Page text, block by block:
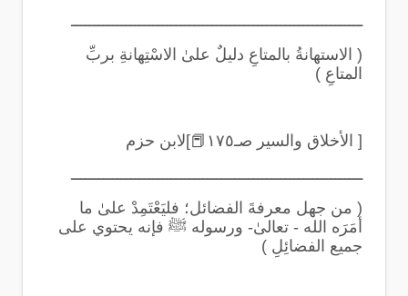
ــــــــــــــــــــــــــــــــــــــــــــــــــــــــــــــــ
( الاستهانةُ بالمتاعِ دليلٌ علىٰ الاسْتِهانةِ بربِّ
المتاعِ )
[ الأخلاق والسير صـ١٧٥ 📕]لابن حزم
ــــــــــــــــــــــــــــــــــــــــــــــــــــــــــــــــ
( من جهل معرفةَ الفضائل؛ فليَعْتَمِدْ علىٰ ما
أمَرَه الله - تعالىٰ- ورسوله ﷺ فإنه يحتوي على
جميع الفضائِلِ )